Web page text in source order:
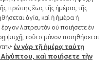
πρώτης ἕως τῆς ἡμέρας τῆς
ἁγία, καὶ ἡ ἡμέρα ἡ
λατρευτὸν οὐ ποιήσετε ἐν
ψυχῇ, τοῦτο μόνον ποιηθήσεται
ἐν γὰρ τῇ ἡμέρᾳ ταύτῃ
καὶ ποιήσετε τὴν